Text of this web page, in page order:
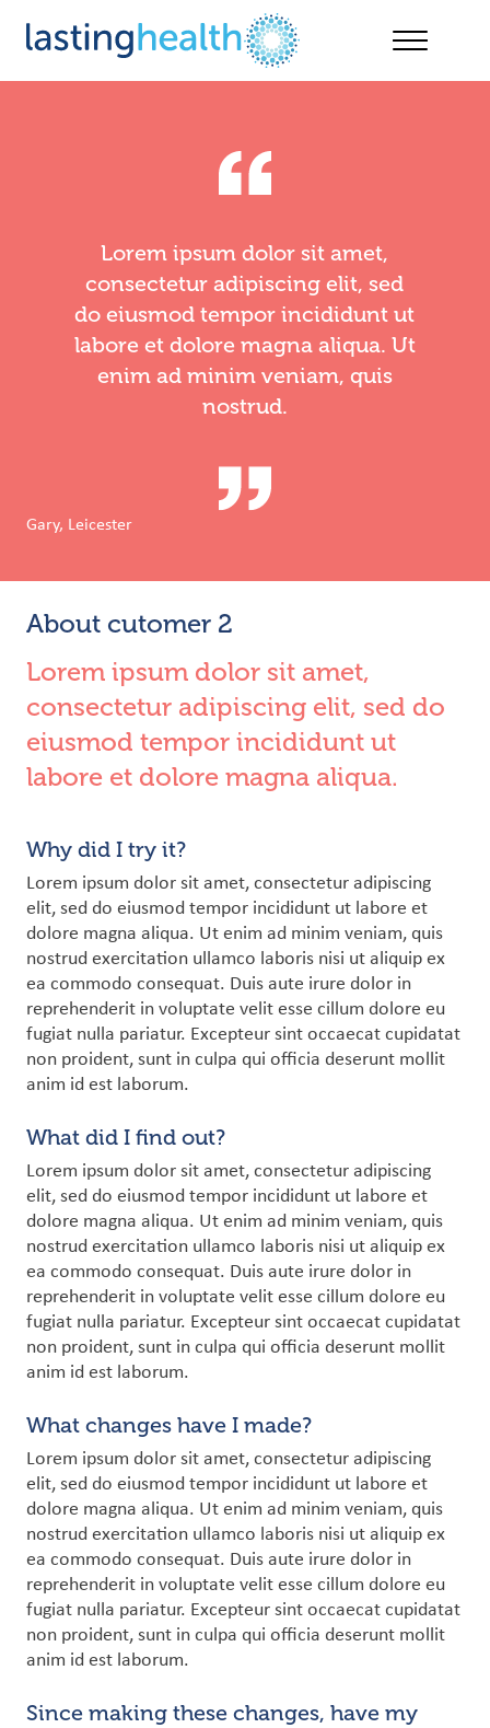
Lorem ipsum dolor sit amet,
consectetur adipiscing elit, sed
do eiusmod tempor incididunt ut
labore et dolore magna aliqua. Ut
enim ad minim veniam, quis
nostrud.
Gary, Leicester
About cutomer 2
Lorem ipsum dolor sit amet,
consectetur adipiscing elit, sed do
eiusmod tempor incididunt ut
labore et dolore magna aliqua.
Why did I try it?
Lorem ipsum dolor sit amet, consectetur adipiscing
elit, sed do eiusmod tempor incididunt ut labore et
dolore magna aliqua. Ut enim ad minim veniam, quis
nostrud exercitation ullamco laboris nisi ut aliquip ex
ea commodo consequat. Duis aute irure dolor in
reprehenderit in voluptate velit esse cillum dolore eu
fugiat nulla pariatur. Excepteur sint occaecat cupidatat
non proident, sunt in culpa qui officia deserunt mollit
anim id est laborum.
What did I find out?
Lorem ipsum dolor sit amet, consectetur adipiscing
elit, sed do eiusmod tempor incididunt ut labore et
dolore magna aliqua. Ut enim ad minim veniam, quis
nostrud exercitation ullamco laboris nisi ut aliquip ex
ea commodo consequat. Duis aute irure dolor in
reprehenderit in voluptate velit esse cillum dolore eu
fugiat nulla pariatur. Excepteur sint occaecat cupidatat
non proident, sunt in culpa qui officia deserunt mollit
anim id est laborum.
What changes have I made?
Lorem ipsum dolor sit amet, consectetur adipiscing
elit, sed do eiusmod tempor incididunt ut labore et
dolore magna aliqua. Ut enim ad minim veniam, quis
nostrud exercitation ullamco laboris nisi ut aliquip ex
ea commodo consequat. Duis aute irure dolor in
reprehenderit in voluptate velit esse cillum dolore eu
fugiat nulla pariatur. Excepteur sint occaecat cupidatat
non proident, sunt in culpa qui officia deserunt mollit
anim id est laborum.
Since making these changes, have my